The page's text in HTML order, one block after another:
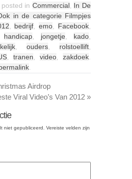
in Commercial, In De
in de categorie Filmpjes
bedrijf ,emo Facebook
handicap, jongetje kado
ouders rolstoellift
tranen video zakdoek
Airdrop
Viral Video’s Van 2012 »
niet gepubliceerd.
Vereiste velden zijn